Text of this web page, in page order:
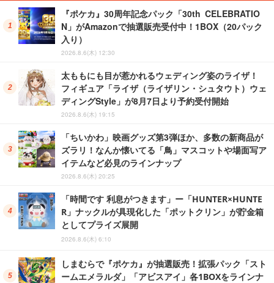
『ポケカ』30周年記念パック「30th CELEBRATIO
N」がAmazonで抽選販売受付中！1BOX（20パック
入り）
2026.8.6(木) 12:30
太ももにも目が惹かれるウェディング姿のライザ！
フィギュア「ライザ（ライザリン・シュタウト）ウェ
ディングStyle」が8月7日より予約受付開始
2026.8.6(木) 19:15
「ちいかわ」映画グッズ第3弾ほか、多数の新商品が
ズラリ！なんか懐いてる「鳥」マスコットや場面写ア
イテムなど必見のラインナップ
2026.8.6(木) 20:25
「時間です 利息がつきます」ー「HUNTER×HUNTE
R」ナックルが具現化した「ポットクリン」が貯金箱
としてプライズ展開
2026.8.6(木) 6:10
しまむらで『ポケカ』が抽選販売！拡張パック「スト
ームエメラルダ」「アビスアイ」各1BOXをラインナ